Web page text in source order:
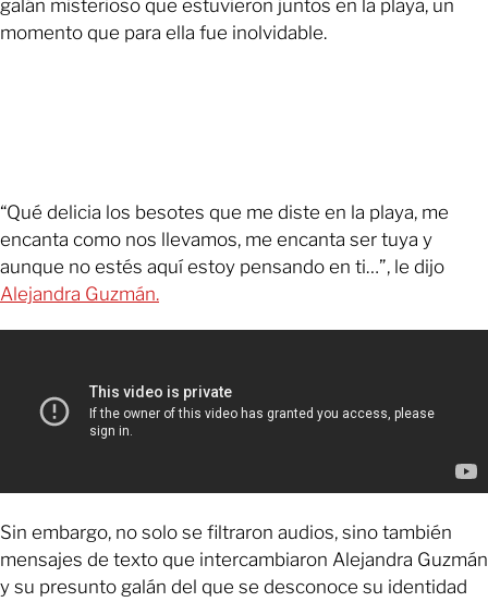
galán misterioso que estuvieron juntos en la playa, un
momento que para ella fue inolvidable.
“Qué delicia los besotes que me diste en la playa, me
encanta como nos llevamos, me encanta ser tuya y
aunque no estés aquí estoy pensando en ti…”, le dijo
Alejandra Guzmán.
Sin embargo, no solo se filtraron audios, sino también
mensajes de texto que intercambiaron Alejandra Guzmán
y su presunto galán del que se desconoce su identidad